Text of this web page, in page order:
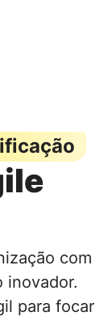
com
inovador.
para focar